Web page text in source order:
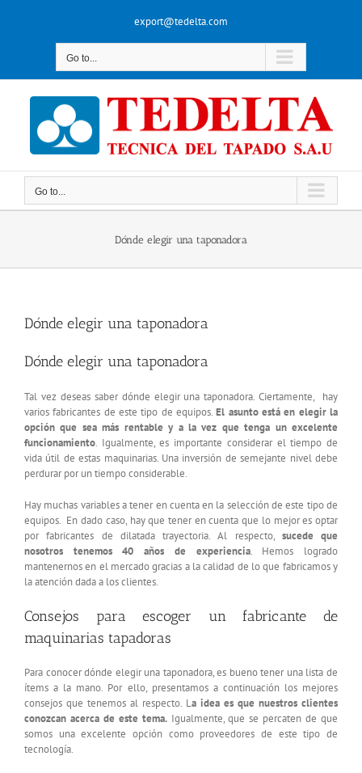
export@tedelta.com
Go to...
Go to...
Dónde elegir una taponadora
Dónde elegir una taponadora
Dónde elegir una taponadora
Tal vez deseas saber dónde elegir una taponadora. Ciertamente, hay
varios fabricantes de este tipo de equipos.El asunto está en elegir la
opción que sea más rentable y a la vez que tenga un excelente
funcionamiento. Igualmente, es importante considerar el tiempo de
vida útil de estas maquinarias. Una inversión de semejante nivel debe
perdurar por un tiempo considerable.
Hay muchas variables a tener en cuenta en la selección de este tipo de
equipos. En dado caso, hay que tener en cuenta que lo mejor es optar
por fabricantes de dilatada trayectoria. Al respecto, sucede que
nosotros tenemos 40 años de experiencia. Hemos logrado
mantenernos en el mercado gracias a la calidad de lo que fabricamos y
la atención dada a los clientes.
Consejos para escoger un fabricante de
maquinarias tapadoras
Para conocer dónde elegir una taponadora, es bueno tener una lista de
ítems a la mano. Por ello, presentamos a continuación los mejores
consejos que tenemos al respecto. La idea es que nuestros clientes
conozcan acerca de este tema.Igualmente, que se percaten de que
somos una excelente opción como proveedores de este tipo de
tecnología.